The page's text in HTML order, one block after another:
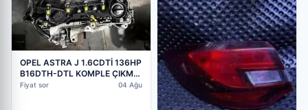
OPEL ASTRA J 1.6CDTİ 136HP
B16DTH-DTL KOMPLE ÇIKMA
SINIF MOTOR
Fiyat sor 04 Ağu